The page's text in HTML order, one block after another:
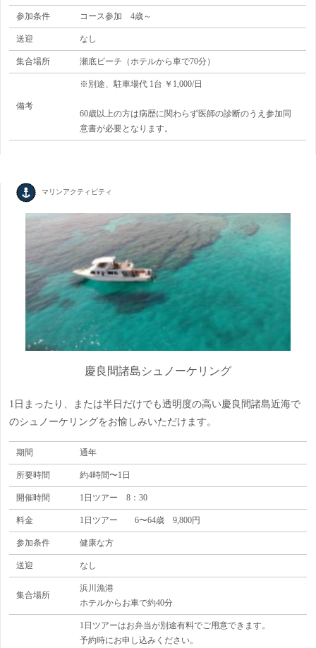
参加条件 コース参加 4歳～
送迎 なし
集合場所 瀬底ビーチ（ホテルから車で70分）
備考
※別途、駐車場代 1台 ￥1,000/日
60歳以上の方は病歴に関わらず医師の診断のうえ参加同
意書が必要となります。
マリンアクティビティ
慶良間諸島シュノーケリング
1日まったり、または半日だけでも透明度の高い慶良間諸島近海で
のシュノーケリングをお愉しみいただけます。
期間 通年
所要時間 約4時間〜1日
開催時間 1日ツアー 8：30
料金 1日ツアー 6〜64歳 9,800円
参加条件 健康な方
送迎 なし
集合場所
浜川漁港
ホテルからお車で約40分
1日ツアーはお弁当が別途有料でご用意できます。
予約時にお申し込みください。